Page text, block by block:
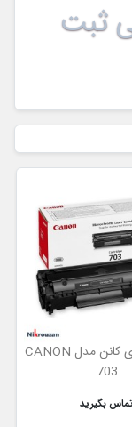
ثبت
کارتریج لیزری کانن مدل CANON
703
تماس بگیرید